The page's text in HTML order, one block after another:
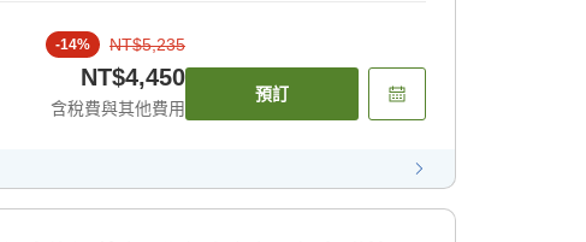
-14% NT$5,235
NT$4,450
含稅費與其他費用
預訂